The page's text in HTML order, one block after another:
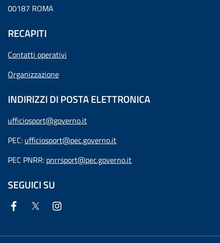
00187 ROMA
RECAPITI
Contatti operativi
Organizzazione
INDIRIZZI DI POSTA ELETTRONICA
ufficiosport@governo.it
PEC: ufficiosport@pec.governo.it
PEC PNRR: pnrrsport@pec.governo.it
SEGUICI SU